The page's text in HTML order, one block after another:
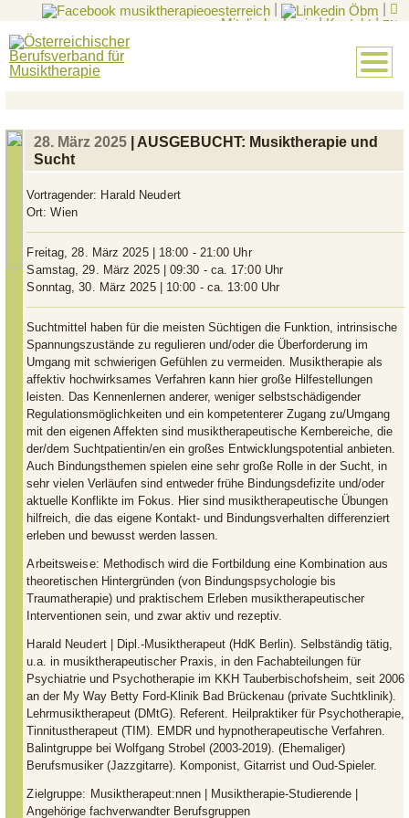
Mitglieder-Login
| Kontakt | EN
28. März 2025 | AUSGEBUCHT: Musiktherapie und
Sucht
Vortragender: Harald Neudert
Ort:Wien
Freitag, 28. März 2025 | 18:00 - 21:00 Uhr
Samstag, 29. März 2025 | 09:30 - ca. 17:00 Uhr
Sonntag, 30. März 2025 | 10:00 - ca. 13:00 Uhr
Suchtmittel haben für die meisten Süchtigen die Funktion, intrinsische
Spannungszustände zu regulieren und/oder die Überforderung im
Umgang mit schwierigen Gefühlen zu vermeiden. Musiktherapie als
affektiv hochwirksames Verfahren kann hier große Hilfestellungen
leisten. Das Kennenlernen anderer, weniger selbstschädigender
Regulationsmöglichkeiten und ein kompetenterer Zugang zu/Umgang
mit den eigenen Affekten sind musiktherapeutische Kernbereiche, die
der/dem Suchtpatientin/en ein großes Entwicklungspotential anbieten.
Auch Bindungsthemen spielen eine sehr große Rolle in der Sucht, in
sehr vielen Verläufen sind entweder frühe Bindungsdefizite und/oder
aktuelle Konflikte im Fokus. Hier sind musiktherapeutische Übungen
hilfreich, die das eigene Kontakt- und Bindungsverhalten differenziert
erleben und bewusst werden lassen.
Arbeitsweise: Methodisch wird die Fortbildung eine Kombination aus
theoretischen Hintergründen (von Bindungspsychologie bis
Traumatherapie) und praktischem Erleben musiktherapeutischer
Interventionen sein, und zwar aktiv und rezeptiv.
Harald Neudert| Dipl.-Musiktherapeut (HdK Berlin). Selbständig tätig,
u.a. in musiktherapeutischer Praxis, in den Fachabteilungen für
Psychiatrie und Psychotherapie im KKH Tauberbischofsheim, seit 2006
an der My Way Betty Ford-Klinik Bad Brückenau (private Suchtklinik).
Lehrmusiktherapeut (DMtG). Referent. Heilpraktiker für Psychotherapie,
Tinnitustherapeut (TIM). EMDR und hypnotherapeutische Verfahren.
Balintgruppe bei Wolfgang Strobel (2003-2019). (Ehemaliger)
Berufsmusiker (Jazzgitarre). Komponist, Gitarrist und Oud-Spieler.
Zielgruppe: Musiktherapeut:nnen | Musiktherapie-Studierende |
Angehörige fachverwandter Berufsgruppen